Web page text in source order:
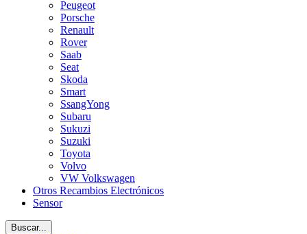
Peugeot
Porsche
Renault
Rover
Saab
Seat
Skoda
Smart
SsangYong
Subaru
Sukuzi
Suzuki
Toyota
Volvo
VW Volkswagen
Otros Recambios Electrónicos
Sensor
Buscar...